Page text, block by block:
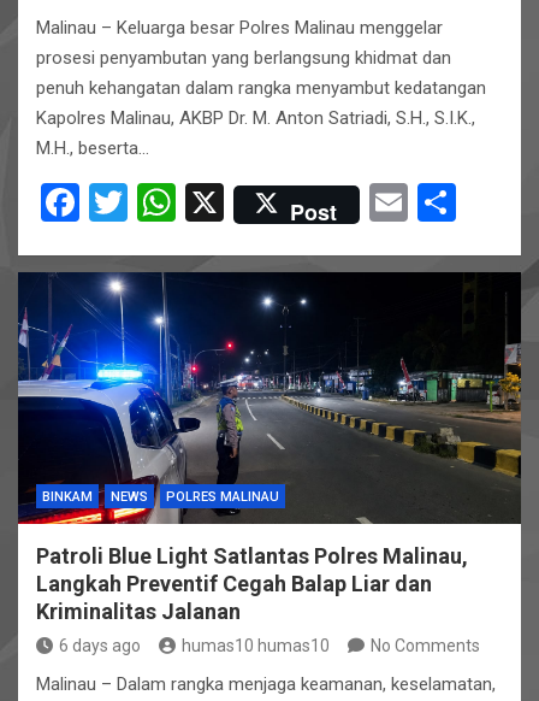
Malinau – Keluarga besar Polres Malinau menggelar
prosesi penyambutan yang berlangsung khidmat dan
penuh kehangatan dalam rangka menyambut kedatangan
Kapolres Malinau, AKBP Dr. M. Anton Satriadi, S.H., S.I.K.,
M.H., beserta…
F
ce
b
o
o
k
T
tt
er
W
at
s
A
p
p
X Post
E
ail ar
BINKAM NEWS POLRES MALINAU
Patroli Blue Light Satlantas Polres Malinau,
Langkah Preventif Cegah Balap Liar dan
Kriminalitas Jalanan
6 days ago humas10 humas10 No Comments
Malinau – Dalam rangka menjaga keamanan, keselamatan,